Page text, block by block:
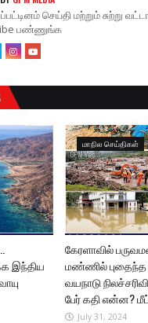
செய்தி மற்றும் சுற்று
பண்ணுங்க
இந்திய
மாநில செய்திகள்
கேரளாவில்
மண்ணில்
வயநாடு
பேர் கதி என்ன?
July 31, 2024